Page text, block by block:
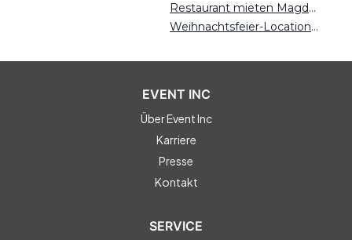
Restaurant mieten Magdeburg
Weihnachtsfeier-Locations Berlin
EVENT INC
Über Event Inc
Karriere
Presse
Kontakt
SERVICE